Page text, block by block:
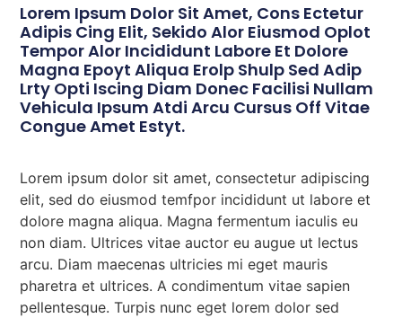
Lorem Ipsum Dolor Sit Amet, Cons Ectetur
Adipis Cing Elit, Sekido Alor Eiusmod Oplot
Tempor Alor Incididunt Labore Et Dolore
Magna Epoyt Aliqua Erolp Shulp Sed Adip
Lrty Opti Iscing Diam Donec Facilisi Nullam
Vehicula Ipsum Atdi Arcu Cursus Off Vitae
Congue Amet Estyt.
Lorem ipsum dolor sit amet, consectetur adipiscing
elit, sed do eiusmod temfpor incididunt ut labore et
dolore magna aliqua. Magna fermentum iaculis eu
non diam. Ultrices vitae auctor eu augue ut lectus
arcu. Diam maecenas ultricies mi eget mauris
pharetra et ultrices. A condimentum vitae sapien
pellentesque. Turpis nunc eget lorem dolor sed